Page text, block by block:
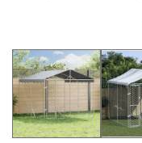
**Hlavní
- Barva: stříbrná
- Materiál:
- Celkové rozměry: 3